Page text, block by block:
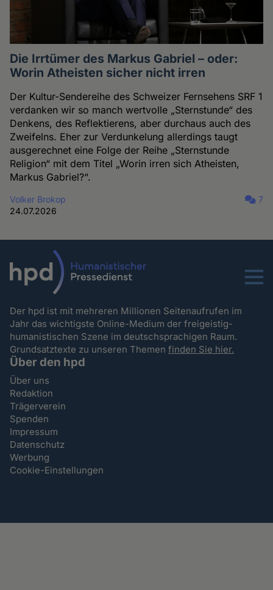
Die Irrtümer des Markus Gabriel – oder:
Worin Atheisten sicher nicht irren
Der Kultur-Sendereihe des Schweizer Fernsehens SRF 1
verdanken wir so manch wertvolle „Sternstunde“ des
Denkens, des Reflektierens, aber durchaus auch des
Zweifelns. Eher zur Verdunkelung allerdings taugt
ausgerechnet eine Folge der Reihe „Sternstunde
Religion“ mit dem Titel „Worin irren sich Atheisten,
Markus Gabriel?“.
Volker Brokop
24.07.2026
7
Menu
Der hpd ist mit mehreren Millionen Seitenaufrufen im
Jahr das wichtigste Online-Medium der freigeistig-
humanistischen Szene im deutschsprachigen Raum.
Grundsatztexte zu unseren Themenfinden Sie hier.
Über den hpd
Über uns
Redaktion
Trägerverein
Spenden
Impressum
Datenschutz
Werbung
Cookie-Einstellungen